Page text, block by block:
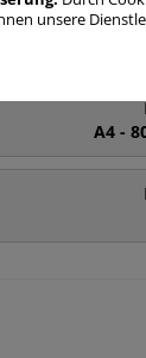
A4 -
unsere